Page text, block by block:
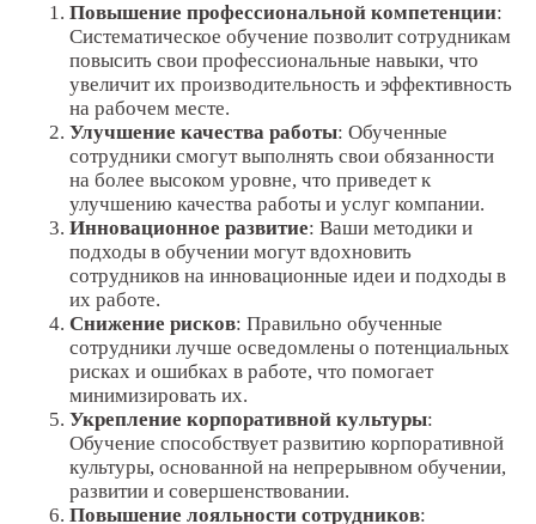
Повышение профессиональной компетенции:
Систематическое обучение позволит сотрудникам
повысить свои профессиональные навыки, что
увеличит их производительность и эффективность
на рабочем месте.
Улучшение качества работы: Обученные
сотрудники смогут выполнять свои обязанности
на более высоком уровне, что приведет к
улучшению качества работы и услуг компании.
Инновационное развитие: Ваши методики и
подходы в обучении могут вдохновить
сотрудников на инновационные идеи и подходы в
их работе.
Снижение рисков: Правильно обученные
сотрудники лучше осведомлены о потенциальных
рисках и ошибках в работе, что помогает
минимизировать их.
Укрепление корпоративной культуры:
Обучение способствует развитию корпоративной
культуры, основанной на непрерывном обучении,
развитии и совершенствовании.
Повышение лояльности сотрудников: